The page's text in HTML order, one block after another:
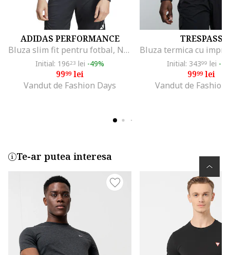
ADIDAS PERFORMANCE
Bluza slim fit pentru fotbal, Negru
Initial: 19623 lei -49%
9999lei
Vandut de Fashion Days
TRESPASS
Initial: 34399 lei -
9999lei
Vandut de Fashion
Te-ar putea interesa